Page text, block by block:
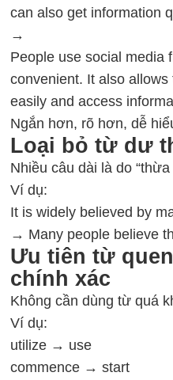
can also get information
→
People use social media
convenient. It also
easily and access
Ngắn hơn, rõ hơn, dễ
Loại bỏ từ dư
Nhiều câu dài là do
Ví dụ:
It is widely believed by
→ Many people believe
Ưu tiên từ
chính xác
Không cần dùng từ quá
Ví dụ:
utilize → use
commence → start